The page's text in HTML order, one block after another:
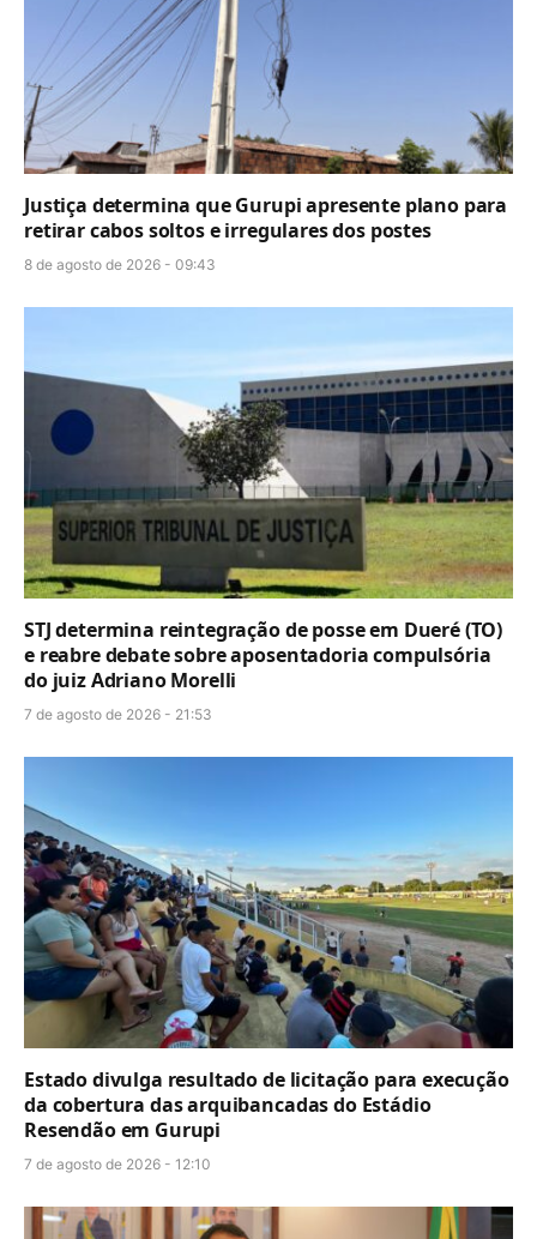
Justiça determina que Gurupi apresente plano para
retirar cabos soltos e irregulares dos postes
8 de agosto de 2026 - 09:43
STJ determina reintegração de posse em Dueré (TO)
e reabre debate sobre aposentadoria compulsória
do juiz Adriano Morelli
7 de agosto de 2026 - 21:53
Estado divulga resultado de licitação para execução
da cobertura das arquibancadas do Estádio
Resendão em Gurupi
7 de agosto de 2026 - 12:10